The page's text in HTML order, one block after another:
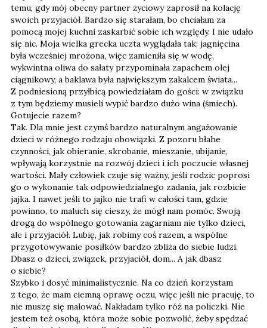
temu, gdy mój obecny partner życiowy zaprosił na kolację
swoich przyjaciół. Bardzo się starałam, bo chciałam za
pomocą mojej kuchni zaskarbić sobie ich względy. I nie udało
się nic. Moja wielka grecka uczta wyglądała tak: jagnięcina
była wcześniej mrożona, więc zamieniła się w wodę,
wykwintna oliwa do sałaty przypominała zapachem olej
ciągnikowy, a baklawa była największym zakalcem świata...
Z podniesioną przyłbicą powiedziałam do gości: w związku
z tym będziemy musieli wypić bardzo dużo wina (śmiech).
Gotujecie razem?
Tak. Dla mnie jest czymś bardzo naturalnym angażowanie
dzieci w różnego rodzaju obowiązki. Z pozoru błahe
czynności, jak obieranie, skrobanie, mieszanie, ubijanie,
wpływają korzystnie na rozwój dzieci i ich poczucie własnej
wartości. Mały człowiek czuje się ważny, jeśli rodzic poprosi
go o wykonanie tak odpowiedzialnego zadania, jak rozbicie
jajka. I nawet jeśli to jajko nie trafi w całości tam, gdzie
powinno, to maluch się cieszy, że mógł nam pomóc. Swoją
drogą do wspólnego gotowania zagarniam nie tylko dzieci,
ale i przyjaciół. Lubię, jak robimy coś razem, a wspólne
przygotowywanie posiłków bardzo zbliża do siebie ludzi.
Dbasz o dzieci, związek, przyjaciół, dom... A jak dbasz
o siebie?
Szybko i dosyć minimalistycznie. Na co dzień korzystam
z tego, że mam ciemną oprawę oczu, więc jeśli nie pracuję, to
nie muszę się malować. Nakładam tylko róż na policzki. Nie
jestem też osobą, która może sobie pozwolić, żeby spędzać